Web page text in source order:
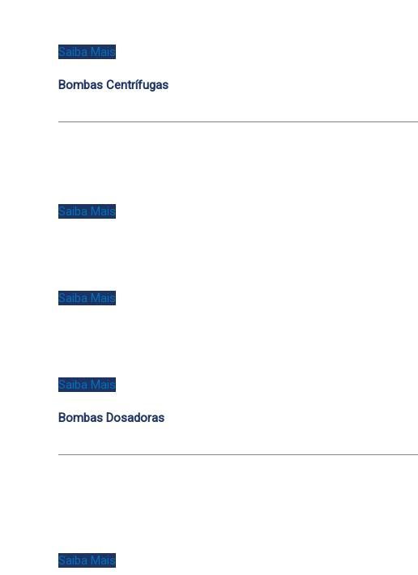
Saiba Mais
Bombas Centrífugas
Saiba Mais
Saiba Mais
Saiba Mais
Bombas Dosadoras
Saiba Mais